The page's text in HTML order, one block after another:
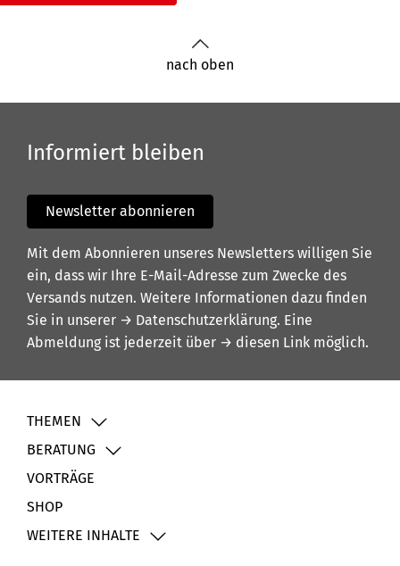
nach oben
Informiert bleiben
Newsletter abonnieren
Mit dem Abonnieren unseres Newsletters willigen Sie
ein, dass wir Ihre E-Mail-Adresse zum Zwecke des
Versands nutzen. Weitere Informationen dazu finden
Sie in unserer → Datenschutzerklärung. Eine
Abmeldung ist jederzeit über → diesen Link möglich.
THEMEN
BERATUNG
VORTRÄGE
SHOP
WEITERE INHALTE